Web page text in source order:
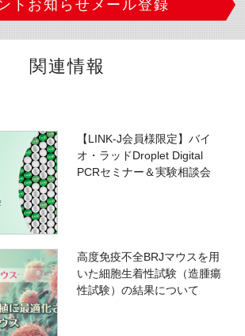
トお知らせメール登録
関連情報
【LINK-J会員様限定】バイ
オ・ラッドDroplet Digital
PCRセミナー＆実験相談会
高度免疫不全BRJマウスを用
いた細胞生着性試験（造腫瘍
性試験）の結果について